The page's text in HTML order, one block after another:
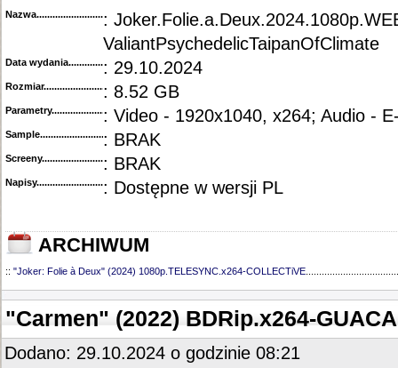
Nazwa.............................................
:
ValiantPsychedelicTaipanOfClimate
Data wydania......................................
: 29.10.2024
Rozmiar...........................................
: 8.52 GB
Parametry.........................................: Video - 1920x1040, x264; Audio -
Sample............................................
: BRAK
Screeny...........................................
: BRAK
Napisy............................................: Dostępne w wersji PL
ARCHIWUM
:: "Joker: Folie à Deux" (2024) 1080p.TELESYNC.x264-COLLECTiVE
"Carmen" (2022) BDRip.x264-
Dodano: 29.10.2024 o godzinie 08:21